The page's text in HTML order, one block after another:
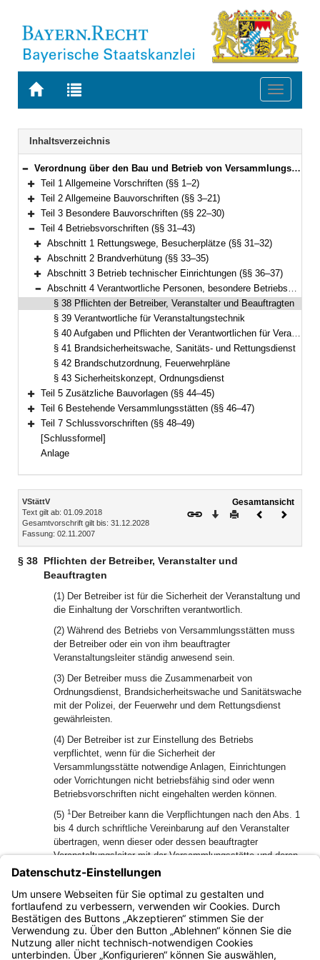
Zur
BAYERN.RECHT
Zur
letzten
Suche
Toggle
Navigation
Inhaltsverzeichnis
Bereich reduzieren
Verordnung über den Bau und Betrieb von Versammlungsstätten (Versammlungsstättenverordnung – VStättV) Vom 2. November 2007 (GVBl. S. 736) BayRS 2132-1-5-B (§§ 1–49)
Bereich erweitern
Teil 1 Allgemeine Vorschriften (§§ 1–2)
Bereich erweitern
Teil 2 Allgemeine Bauvorschriften (§§ 3–21)
Bereich erweitern
Teil 3 Besondere Bauvorschriften (§§ 22–30)
Bereich reduzieren
Teil 4 Betriebsvorschriften (§§ 31–43)
Bereich erweitern
Abschnitt 1 Rettungswege, Besucherplätze (§§ 31–32)
Bereich erweitern
Abschnitt 2 Brandverhütung (§§ 33–35)
Bereich erweitern
Abschnitt 3 Betrieb technischer Einrichtungen (§§ 36–37)
Bereich reduzieren
Abschnitt 4 Verantwortliche Personen, besondere Betriebsvorschriften (§§ 38–43)
§ 38 Pflichten der Betreiber, Veranstalter und Beauftragten
§ 39 Verantwortliche für Veranstaltungstechnik
§ 40 Aufgaben und Pflichten der Verantwortlichen für Veranstaltungstechnik, technische Probe
§ 41 Brandsicherheitswache, Sanitäts- und Rettungsdienst
§ 42 Brandschutzordnung, Feuerwehrpläne
§ 43 Sicherheitskonzept, Ordnungsdienst
Bereich erweitern
Teil 5 Zusätzliche Bauvorlagen (§§ 44–45)
Bereich erweitern
Teil 6 Bestehende Versammlungsstätten (§§ 46–47)
Bereich erweitern
Teil 7 Schlussvorschriften (§§ 48–49)
[Schlussformel]
Anlage
Inhalt
VStättV
Text gilt ab: 01.09.2018
Gesamtvorschrift gilt bis: 31.12.2028
Fassung: 02.11.2007
Gesamtansicht
Download
DruckenVorheriges
§ 38 Pflichten der Betreiber, Veranstalter und
Beauftragten
(1) Der Betreiber ist für die Sicherheit der Veranstaltung und
die Einhaltung der Vorschriften verantwortlich.
(2) Während des Betriebs von Versammlungsstätten muss
der Betreiber oder ein von ihm beauftragter
Veranstaltungsleiter ständig anwesend sein.
(3) Der Betreiber muss die Zusammenarbeit von
Ordnungsdienst, Brandsicherheitswache und Sanitätswache
mit der Polizei, der Feuerwehr und dem Rettungsdienst
gewährleisten.
(4) Der Betreiber ist zur Einstellung des Betriebs
verpflichtet, wenn für die Sicherheit der
Versammlungsstätte notwendige Anlagen, Einrichtungen
oder Vorrichtungen nicht betriebsfähig sind oder wenn
Betriebsvorschriften nicht eingehalten werden können.
(5) 1 Der Betreiber kann die Verpflichtungen nach den Abs. 1
bis 4 durch schriftliche Vereinbarung auf den Veranstalter
übertragen, wenn dieser oder dessen beauftragter
Veranstaltungsleiter mit der Versammlungsstätte und deren
Einrichtungen vertraut ist.
verantwortlich für die Verpflichtungen, die er vertraglich
übernommen hat. 3Die Verantwortung des Betreibers bleibt
unberührt.
Bayern.de